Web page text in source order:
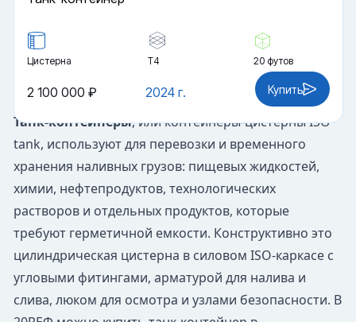
Цистерна Т4 20 футов
2024 г.
2 100 000 ₽ Купить
Танк-контейнеры, или контейнеры-цистерны ISO
tank, используют для перевозки и временного
хранения наливных грузов: пищевых жидкостей,
химии, нефтепродуктов, технологических
растворов и отдельных продуктов, которые
требуют герметичной емкости. Конструктивно это
цилиндрическая цистерна в силовом ISO-каркасе с
угловыми фитингами, арматурой для налива и
слива, люком для осмотра и узлами безопасности. В